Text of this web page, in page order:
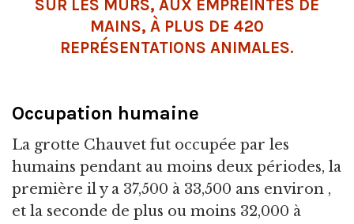
SUR LES MURS, AUX EMPREINTES DE
MAINS, À PLUS DE 420
REPRÉSENTATIONS ANIMALES.
Occupation humaine
La grotte Chauvet fut occupée par les
humains pendant au moins deux périodes, la
première il y a 37,500 à 33,500 ans environ ,
et la seconde de plus ou moins 32,000 à